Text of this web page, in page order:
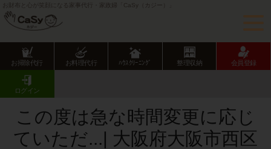
お財布と心が笑顔になる家事代行・家政婦「CaSy（カジー）」
お掃除代行 お料理代行 ﾊｳｽｸﾘｰﾆﾝｸﾞ 整理収納 会員登録
ログイン
CaSy TOP
お客様の声･口コミ詳細
この度は急な時間変更に応じ
ていただ...| 大阪府大阪市西区